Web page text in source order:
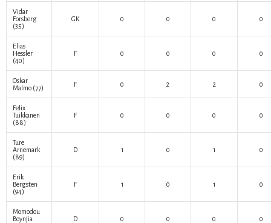
Vidar
Forsberg
(35)
GK 0 0 0 0
Elias
Hessler
(40)
F 0 0 0 0
Oskar
Malmo (77) F 0 2 2 0
Felix
Tuikkanen
(88)
F 0 0 0 0
Ture
Arnemark
(89)
D 1 0 1 0
Erik
Bergsten
(94)
F 1 0 1 0
Momodou
Boynjia
D 0 0 0 0